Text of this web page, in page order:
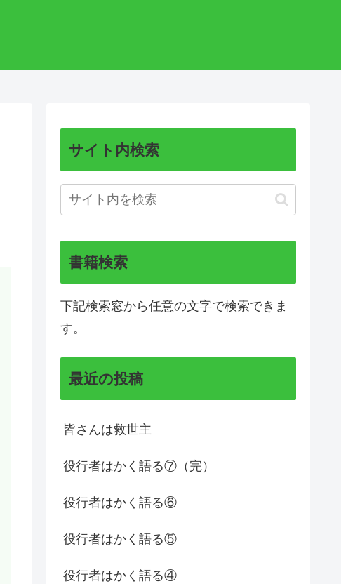
サイト内検索
書籍検索
下記検索窓から任意の文字で検索できま
す。
最近の投稿
皆さんは救世主
役行者はかく語る⑦（完）
役行者はかく語る⑥
役行者はかく語る⑤
役行者はかく語る④